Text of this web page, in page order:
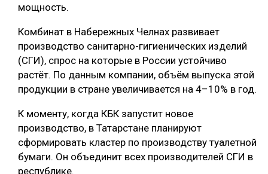
мощность.
Комбинат в Набережных Челнах развивает
производство санитарно-гигиенических изделий
(СГИ), спрос на которые в России устойчиво
растёт. По данным компании, объём выпуска этой
продукции в стране увеличивается на 4–10% в год.
К моменту, когда КБК запустит новое
производство, в Татарстане планируют
сформировать кластер по производству туалетной
бумаги. Он объединит всех производителей СГИ в
республике.